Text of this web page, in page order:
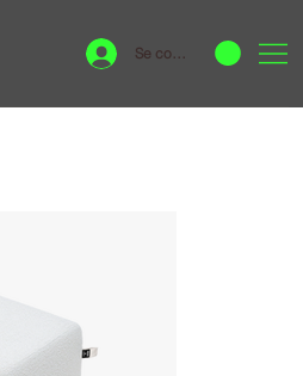
Se connecter